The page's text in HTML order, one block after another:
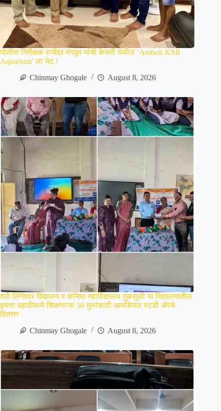
पोलीस निरीक्षक राजेंद्र मगदूम यांची केसरी येथील ‘Amboli KSR
Aquarium’ ला भेट.!
Chinmay Ghogale
August 8, 2026
श्री लिंगेश्वर विद्यालय व कनिष्ठ महाविद्यालय तुळसुली या विद्यालयातील
इयत्ता दहावीमध्ये शिकणाऱ्या 50 मुलांसाठी आयडियल स्टडी ॲपचे
वितरण
Chinmay Ghogale
August 8, 2026